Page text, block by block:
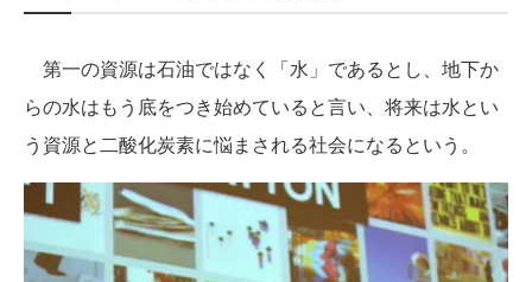
第一の資源は石油ではなく「水」であるとし、地下か
らの水はもう底をつき始めていると言い、将来は水とい
う資源と二酸化炭素に悩まされる社会になるという。